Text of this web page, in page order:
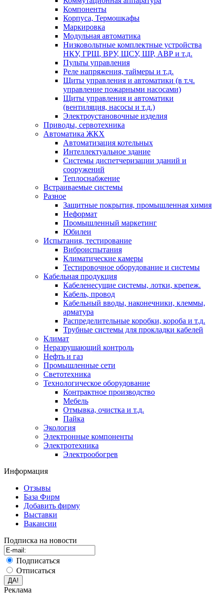
Компоненты
Корпуса, Термошкафы
Маркировка
Модульная автоматика
Низковольтные комплектные устройства
НКУ, ГРЩ, ВРУ, ЩСУ, ШР, АВР и т.д.
Пульты управления
Реле напряжения, таймеры и т.д.
Щиты управления и автоматики (в т.ч.
управление пожарными насосами)
Щиты управления и автоматики
(вентиляция, насосы и т.д.)
Электроустановочные изделия
Приводы, сервотехника
Автоматика ЖКХ
Автоматизация котельных
Интеллектуальное здание
Системы диспетчеризации зданий и
сооружений
Теплоснабжение
Встраиваемые системы
Разное
Защитные покрытия, промышленная химия
Неформат
Промышленный маркетинг
Юбилеи
Испытания, тестирование
Виброиспытания
Климатические камеры
Тестировочное оборудование и системы
Кабельная продукция
Кабеленесущие системы, лотки, крепеж.
Кабель, провод
Кабельный вводы, наконечники, клеммы,
арматура
Распределительные коробки, короба и т.д.
Трубные системы для прокладки кабелей
Климат
Неразрушающий контроль
Нефть и газ
Промышленные сети
Светотехника
Технологическое оборудование
Контрактное производство
Мебель
Отмывка, очистка и т.д.
Пайка
Экология
Электронные компоненты
Электротехника
Электрообогрев
Информация
Отзывы
База Фирм
Добавить фирму
Выставки
Вакансии
Подписка на новости
Подписаться
Отписаться
Реклама